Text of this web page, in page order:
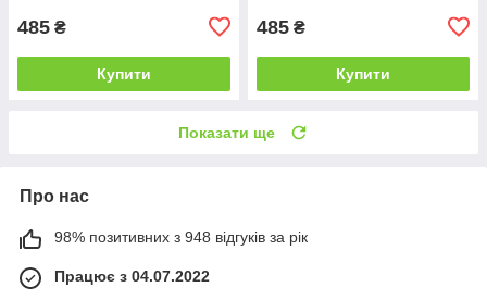
485 ₴
Купити
485 ₴
Купити
Показати ще
Про нас
98% позитивних з 948 відгуків за рік
Працює з 04.07.2022